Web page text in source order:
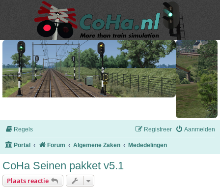
Regels Aanmelden
Registreer
Portal Forum Algemene Zaken Mededelingen
CoHa Seinen pakket v5.1
Plaats reactie